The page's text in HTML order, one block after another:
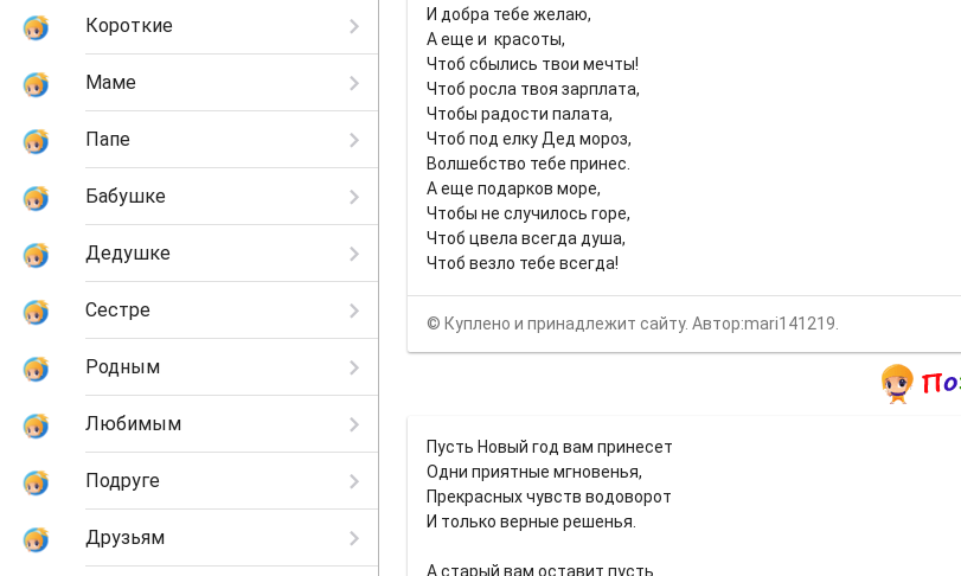
Короткие
Маме
Папе
Бабушке
Дедушке
Сестре
Родным
Любимым
Подруге
Друзьям
И добра тебе желаю,
А еще и красоты,
Чтоб сбылись твои мечты!
Чтоб росла твоя зарплата,
Чтобы радости палата,
Чтоб под елку Дед мороз,
Волшебство тебе принес.
А еще подарков море,
Чтобы не случилось горе,
Чтоб цвела всегда душа,
Чтоб везло тебе всегда!
© Куплено и принадлежит сайту. Автор:mari141219.
Пусть Новый год вам принесет
Одни приятные мгновенья,
Прекрасных чувств водоворот
И только верные решенья.
А старый вам оставит пусть